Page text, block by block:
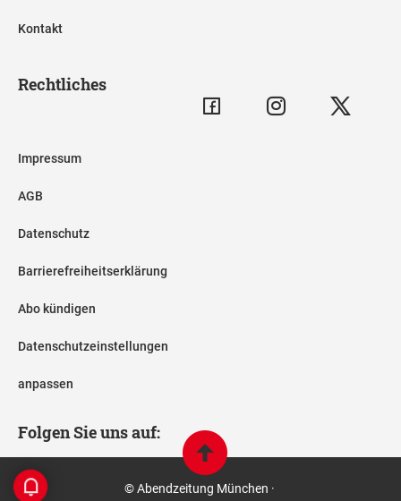
Kontakt
Rechtliches
Impressum
AGB
Datenschutz
Barrierefreiheitserklärung
Abo kündigen
Datenschutzeinstellungen
anpassen
Folgen Sie uns auf:
© Abendzeitung München ·